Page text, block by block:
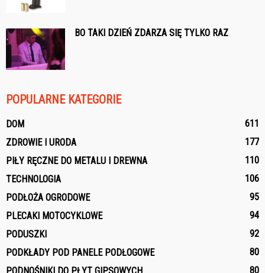
BO TAKI DZIEŃ ZDARZA SIĘ TYLKO RAZ
POPULARNE KATEGORIE
DOM
611
ZDROWIE I URODA
177
PIŁY RĘCZNE DO METALU I DREWNA
110
TECHNOLOGIA
106
PODŁOŻA OGRODOWE
95
PLECAKI MOTOCYKLOWE
94
PODUSZKI
92
PODKŁADY POD PANELE PODŁOGOWE
80
PODNOŚNIKI DO PŁYT GIPSOWYCH
80